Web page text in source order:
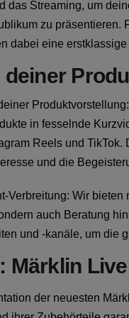
das Streaming, um
zu präsentieren.
dabei eine
in fesselnde
Reels und
und die
Verbreitung: Wir bieten
auch Beratung
und -kanäle, um die
Märklin Live
der neuesten